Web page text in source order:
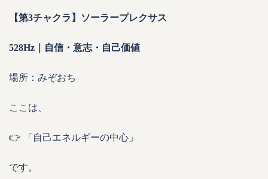
【第3チャクラ】ソーラープレクサス
528Hz｜自信・意志・自己価値
場所：みぞおち
ここは、
👉 「自己エネルギーの中心」
です。